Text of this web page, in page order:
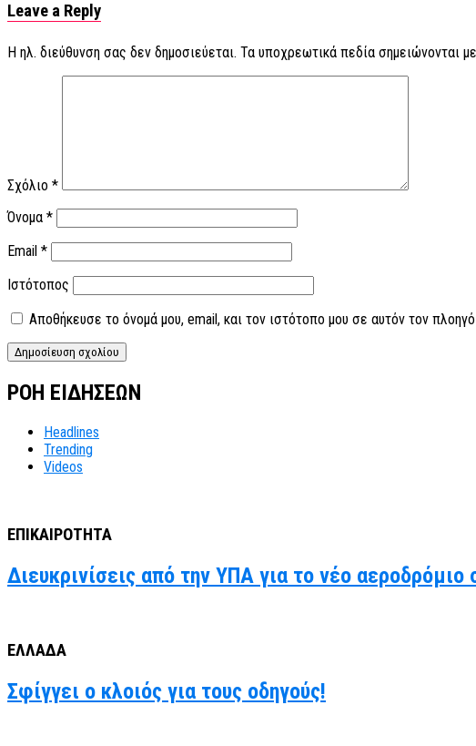
Leave a Reply
Η ηλ. διεύθυνση σας δεν δημοσιεύεται. Τα υποχρεωτικά πεδία σημειώνονται με
Σχόλιο *
Όνομα *
Email *
Ιστότοπος
Αποθήκευσε το όνομά μου, email, και τον ιστότοπο μου σε αυτόν τον
ΡΟΗ ΕΙΔΗΣΕΩΝ
Headlines
Trending
Videos
ΕΠΙΚΑΙΡΟΤΗΤΑ
Διευκρινίσεις από την ΥΠΑ για το νέο αεροδρόμιο
ΕΛΛΑΔΑ
Σφίγγει ο κλοιός για τους οδηγούς!